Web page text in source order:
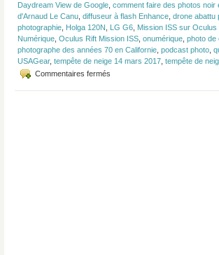
Daydream View de Google comment faire des photos noir
d'Arnaud Le Canu diffuseur à flash Enhance drone abattu
photographie Holga 120N LG G6 Mission ISS sur Oculus
Numérique Oculus Rift Mission ISS onumérique photo de
photographe des années 70 en Californie podcast photo
USAGear, tempête de neige 14 mars 2017 tempête de
Commentaires fermés
#105